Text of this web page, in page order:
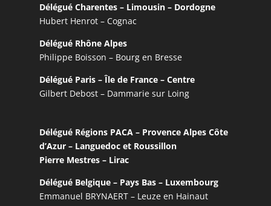
Délégué Charentes – Limousin – Dordogne
Hubert Henrot – Cognac
Délégué Rhône Alpes
Philippe Boisson – Bourg en Bresse
Délégué Paris – Île de France – Centre
Gilbert Debost – Dammarie sur Loing
Délégué Régions PACA – Provence Alpes Côte
d’Azur – Languedoc et Roussillon
Pierre Mestres – Lirac
Délégué Belgique – Pays Bas – Luxembourg
Emmanuel BRYNAERT – Leuze en Hainaut